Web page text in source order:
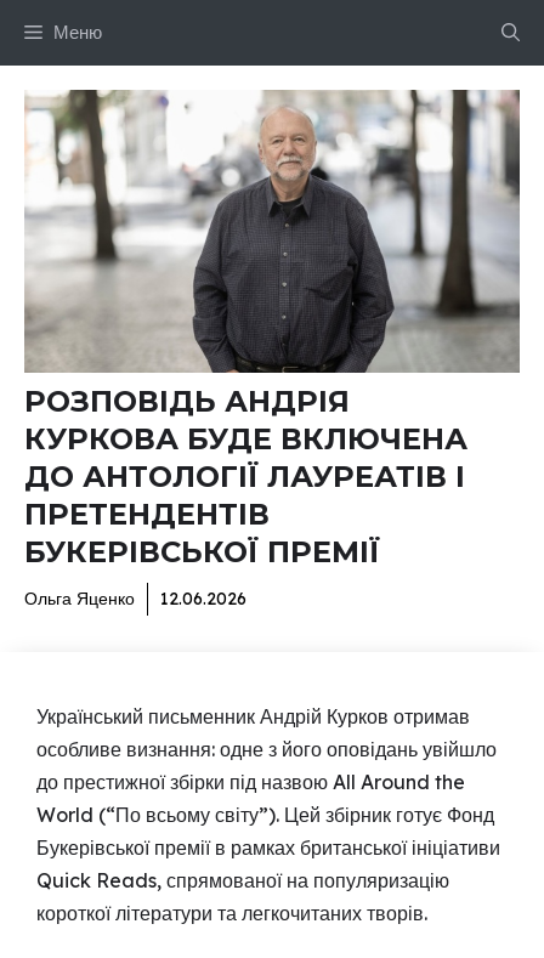
Меню
РОЗПОВІДЬ АНДРІЯ
КУРКОВА БУДЕ ВКЛЮЧЕНА
ДО АНТОЛОГІЇ ЛАУРЕАТІВ І
ПРЕТЕНДЕНТІВ
БУКЕРІВСЬКОЇ ПРЕМІЇ
Ольга Яценко 12.06.2026
Український письменник Андрій Курков отримав
особливе визнання: одне з його оповідань увійшло
до престижної збірки під назвою All Around the
World (“По всьому світу”). Цей збірник готує Фонд
Букерівської премії в рамках британської ініціативи
Quick Reads, спрямованої на популяризацію
короткої літератури та легкочитаних творів.